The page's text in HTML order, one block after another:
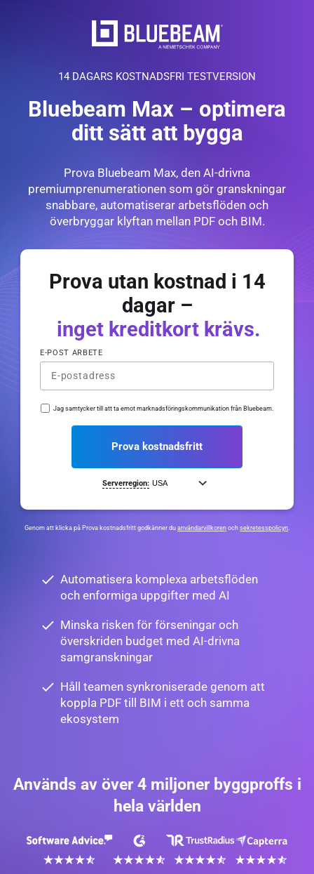
14 DAGARS KOSTNADSFRI TESTVERSION
Bluebeam Max – optimera
ditt sätt att bygga
Prova Bluebeam Max, den AI-drivna
premiumprenumerationen som gör granskningar
snabbare, automatiserar arbetsflöden och
överbryggar klyftan mellan PDF och BIM.
Prova utan kostnad i 14
dagar –
inget kreditkort krävs.
E-POST ARBETE
Jag samtycker till att ta emot marknadsföringskommunikation från Bluebeam.
Prova kostnadsfritt
Serverregion:
Genom att klicka på Prova kostnadsfritt godkänner duanvändarvillkorenochsekretesspolicyn.
Automatisera komplexa arbetsflöden
och enformiga uppgifter med AI
Minska risken för förseningar och
överskriden budget med AI-drivna
samgranskningar
Håll teamen synkroniserade genom att
koppla PDF till BIM i ett och samma
ekosystem
Används av över 4 miljoner byggproffs i
hela världen